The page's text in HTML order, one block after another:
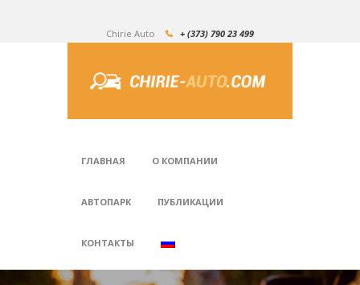
Chirie Auto + (373) 790 23 499
ГЛАВНАЯ О КОМПАНИИ
АВТОПАРК ПУБЛИКАЦИИ
КОНТАКТЫ